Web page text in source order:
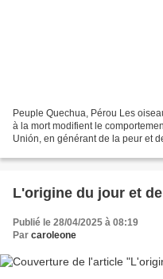
Peuple Quechua, Pérou Les
à la mort modifient le
Unión, en générant de la peur et
L'origine du jour et
Publié le 28/04/2025 à 08:19
Par caroleone